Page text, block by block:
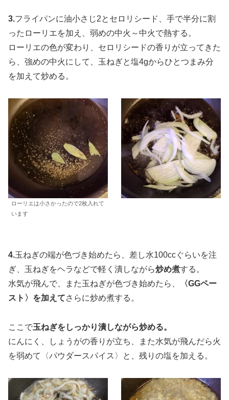
3.フライパンに油小さじ2とセロリシード、手で半分に割
ったローリエを加え、弱めの中火～中火で熱する。
ローリエの色が変わり、セロリシードの香りが立ってきた
ら、強めの中火にして、玉ねぎと塩4gからひとつまみ分
を加えて炒める。
ローリエは小さかったので2枚入れて
います
4.玉ねぎの端が色づき始めたら、差し水100ccぐらいを注
ぎ、玉ねぎをヘラなどで軽く潰しながら炒め煮する。
水気が飛んで、また玉ねぎが色づき始めたら、
〈GGペー
スト〉を加えてさらに炒め煮する。
ここで玉ねぎをしっかり潰しながら炒める。
にんにく、しょうがの香りが立ち、また水気が飛んだら火
を弱めて〈パウダースパイス〉と、残りの塩を加える。